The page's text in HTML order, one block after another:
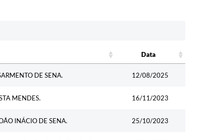
Data
DE SENA.
12/08/2025
MENDES. 16/11/2023
INÁCIO DE SENA. 25/10/2023